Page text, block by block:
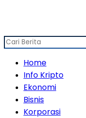
Home
Info Kripto
Ekonomi
Bisnis
Korporasi